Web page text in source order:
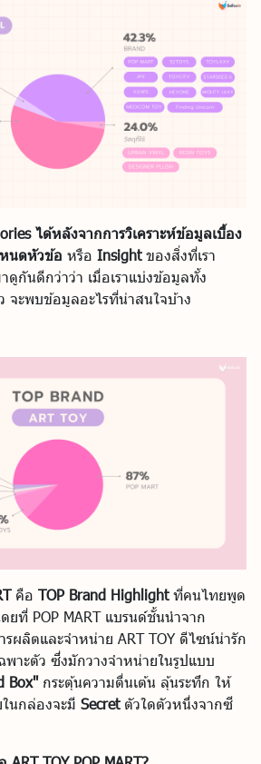
ได้หลังจากการวิเคราะห์ข้อมูลเบื้อง
หนดหัวข้อ หรือ Insightของสิ่งที่เรา
ดูกันดีกว่าว่า เมื่อเราแบ่งข้อมูลทั้ง
จะพบข้อมูลอะไรที่น่าสนใจบ้าง
คือ TOP Brand Highlightที่คนไทยพูด
ยที่ POP MART แบรนด์ชั้นนำจาก
ผลิตและจำหน่าย ART TOY ดีไซน์น่ารัก
าะตัว ซึ่งมักวางจำหน่ายในรูปแบบ
Box"กระตุ้นความตื่นเต้น ลุ้นระทึก ให้
นกล่องจะมี Secretตัวใดตัวหนึ่งจากซี